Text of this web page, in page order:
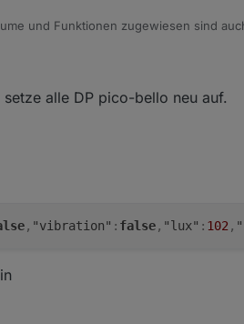
und Funktionen zugewiesen sind
alle DP pico-bello neu auf.
, "vibration" : false, "lux" : 102 ,